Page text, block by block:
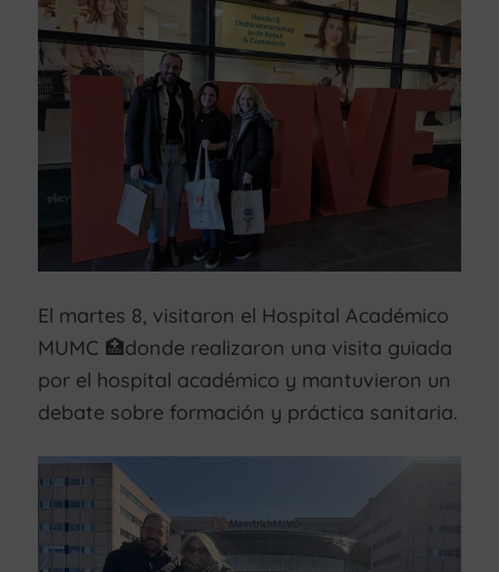
El martes 8, visitaron el Hospital Académico
MUMC 🏥donde realizaron una visita guiada
por el hospital académico y mantuvieron un
debate sobre formación y práctica sanitaria.